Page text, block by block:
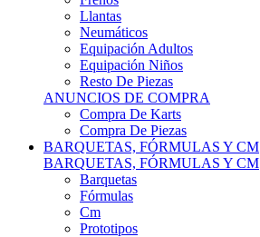
Neumáticos
Equipación Adultos
Equipación Niños
Resto De Piezas
ANUNCIOS DE COMPRA
Compra De Karts
Compra De Piezas
BARQUETAS, FÓRMULAS Y CM
BARQUETAS, FÓRMULAS Y CM
Barquetas
Fórmulas
Cm
Prototipos
Remolques